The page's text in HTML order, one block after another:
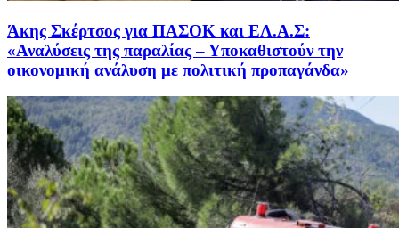
Άκης Σκέρτσος για ΠΑΣΟΚ και ΕΛ.Α.Σ:
«Αναλύσεις της παραλίας – Υποκαθιστούν την
οικονομική ανάλυση με πολιτική προπαγάνδα»